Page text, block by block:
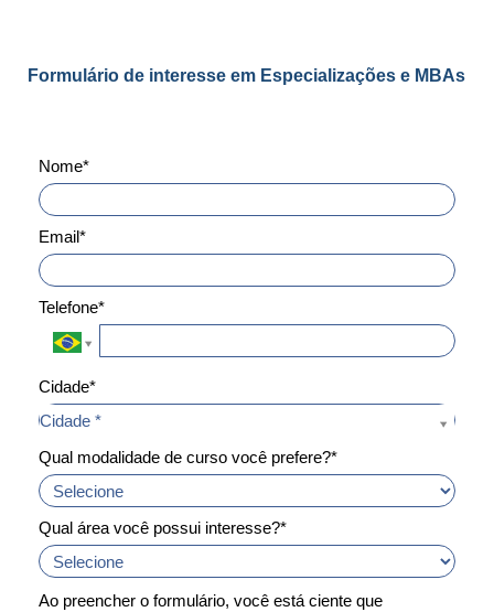
Formulário de interesse em Especializações e MBAs
Nome*
Email*
Telefone*
Cidade*
Cidade *
Cidade*
Qual modalidade de curso você prefere?*
Qual área você possui interesse?*
Ao preencher o formulário, você está ciente que